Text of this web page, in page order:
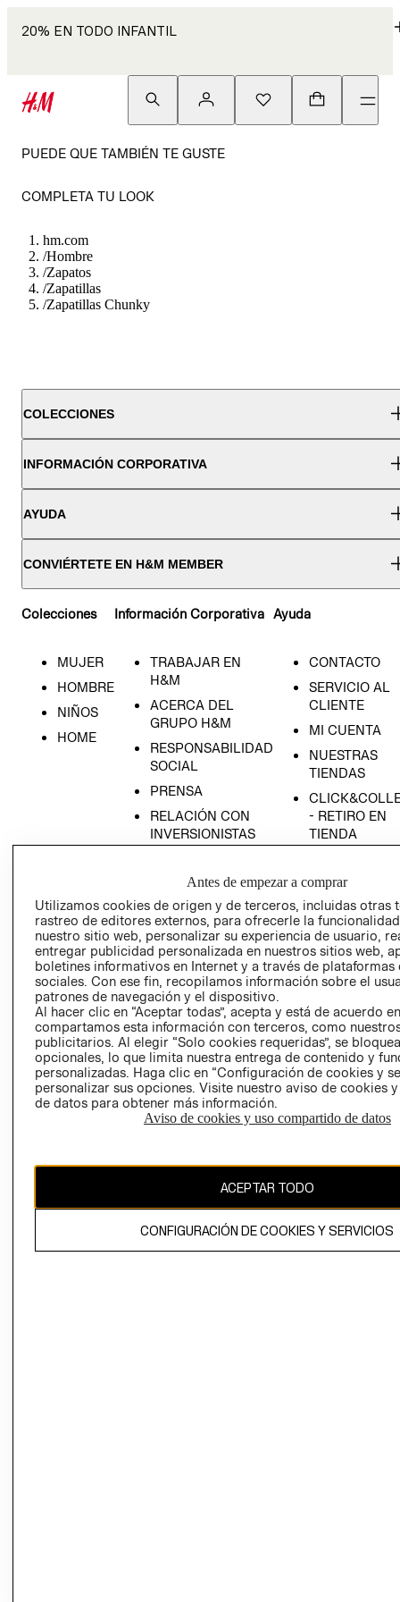
20% EN TODO INFANTIL
PUEDE QUE TAMBIÉN TE GUSTE
COMPLETA TU LOOK
hm.com
/Hombre
/Zapatos
/Zapatillas
/Zapatillas Chunky
COLECCIONES
INFORMACIÓN CORPORATIVA
AYUDA
CONVIÉRTETE EN H&M MEMBER
Colecciones
MUJER
HOMBRE
NIÑOS
HOME
Información Corporativa
TRABAJAR EN
H&M
ACERCA DEL
GRUPO H&M
RESPONSABILIDAD
SOCIAL
PRENSA
RELACIÓN CON
INVERSIONISTAS
EMPRESARIAL
Ayuda
CONTACTO
SERVICIO AL
CLIENTE
MI CUENTA
NUESTRAS
TIENDAS
- RETIRO EN
TIENDA
CONDICIONES
AVISO DE
PRIVACIDAD
GIFT CARD
AVISO DE
COOKIES
Chile ($)
El contenido de esta página web está protegido por copyright y es
propiedad de H&M Hennes & Mauritz AB.
Antes de empezar a comprar
Utilizamos cookies de origen y de terceros, incluidas otras
rastreo de editores externos, para ofrecerle la
nuestro sitio web, personalizar su experiencia de usuario,
entregar publicidad personalizada en nuestros sitios web,
boletines informativos en Internet y a través de plataformas
sociales. Con ese fin, recopilamos información sobre el
patrones de navegación y el dispositivo.
Al hacer clic en “Aceptar todas”, acepta y está de acuerdo
compartamos esta información con terceros, como
publicitarios. Al elegir “Solo cookies requeridas”, se
opcionales, lo que limita nuestra entrega de contenido y
personalizadas. Haga clic en “Configuración de cookies y
personalizar sus opciones. Visite nuestro aviso de cookies
de datos para obtener más información.
Aviso de cookies y uso compartido de datos
ACEPTAR TODO
CONFIGURACIÓN DE COOKIES Y SERVICIOS